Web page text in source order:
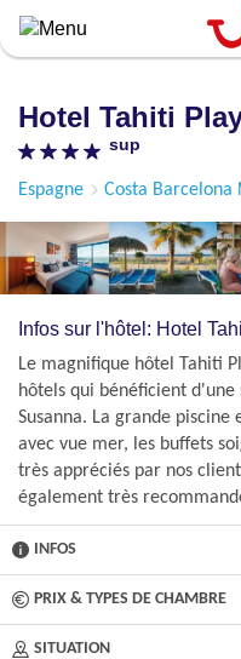
Aller
principal
Hotel Tahiti
sup
Espagne Costa Barcelona
Infos sur l'hôtel: Hotel
Le magnifique hôtel Tahiti
hôtels qui bénéficient
Susanna. La grande
avec vue mer, les buffets
très appréciés par nos
également très
INFOS
PRIX & TYPES DE CHAMBRE
SITUATION